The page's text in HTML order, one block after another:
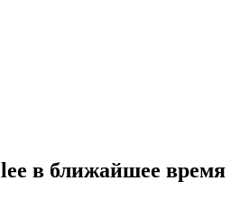
в ближайшее время